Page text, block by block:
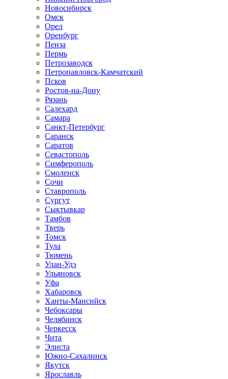
Новосибирск
Омск
Орел
Оренбург
Пенза
Пермь
Петрозаводск
Петропавловск-Камчатский
Псков
Ростов-на-Дону
Рязань
Салехард
Самара
Санкт-Петербург
Саранск
Саратов
Севастополь
Симферополь
Смоленск
Сочи
Ставрополь
Сургут
Сыктывкар
Тамбов
Тверь
Томск
Тула
Тюмень
Улан-Удэ
Ульяновск
Уфа
Хабаровск
Ханты-Мансийск
Чебоксары
Челябинск
Черкесск
Чита
Элиста
Южно-Сахалинск
Якутск
Ярославль